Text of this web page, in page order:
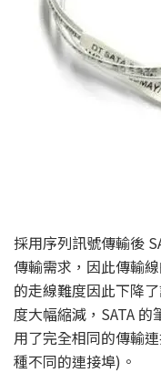
採用序列訊號傳輸後
傳輸需求，因此傳輸
的走線難度因此下降
度大幅縮減，SATA
用了完全相同的傳輸
種不同的連接埠)。